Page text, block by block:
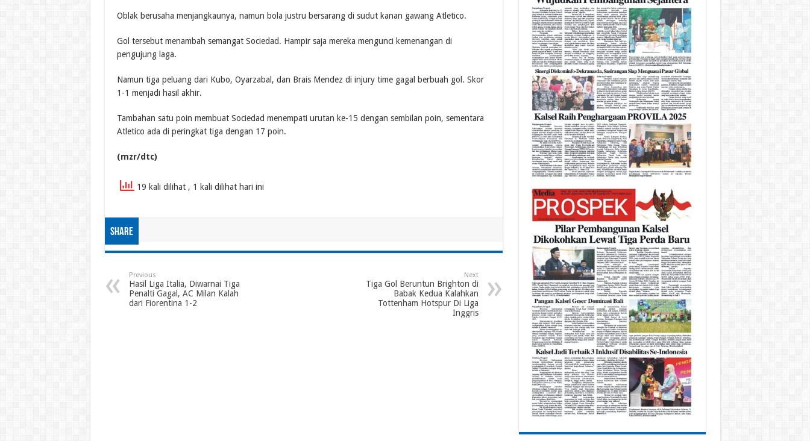
Oblak berusaha menjangkaunya, namun bola justru bersarang di sudut kanan gawang Atletico.
Gol tersebut menambah semangat Sociedad. Hampir saja mereka mengunci kemenangan di
pengujung laga.
Namun tiga peluang dari Kubo, Oyarzabal, dan Brais Mendez di injury time gagal berbuah gol. Skor
1-1 menjadi hasil akhir.
Tambahan satu poin membuat Sociedad menempati urutan ke-15 dengan sembilan poin, sementara
Atletico ada di peringkat tiga dengan 17 poin.
(mzr/dtc)
19 kali dilihat , 1 kali dilihat hari ini
Share
Previous
Hasil Liga Italia, Diwarnai Tiga
Penalti Gagal, AC Milan Kalah
dari Fiorentina 1-2
Next
Tiga Gol Beruntun Brighton di
Babak Kedua Kalahkan
Tottenham Hotspur Di Liga
Inggris